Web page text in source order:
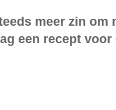
meer zin om
een recept